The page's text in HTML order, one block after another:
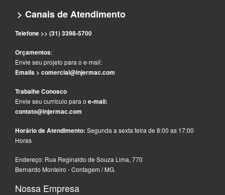
> Canais de Atendimento
Telefone >> (31) 3398-5700
Orçamentos:
Envie seu projeto para o e-mail:
Emails > comercial@injermac.com
Trabalhe Conosco
Envie seu currículo para o e-mail:
contato@injermac.com
Horário de Atendimento: Segunda a sexta feira de 8:00 as 17:00
Horas
Endereço: Rua Reginaldo de Souza Lima, 770
Bernardo Monteiro - Contagem / MG.
Nossa Empresa